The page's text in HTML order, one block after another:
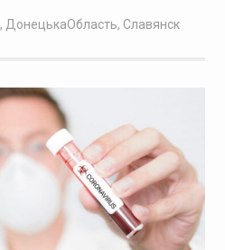
, ДонецькаОбласть, Славянск